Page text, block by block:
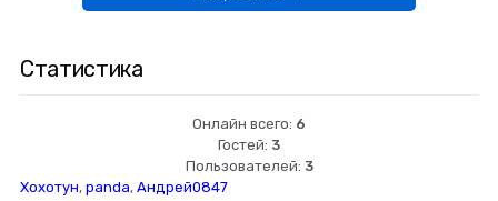
Статистика
Онлайн всего: 6
Гостей: 3
Пользователей: 3
Хохотун, panda, Андрей0847